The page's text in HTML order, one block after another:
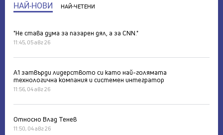
НАЙ-НОВИ НАЙ-ЧЕТЕНИ
"Не става дума за пазарен дял, а за CNN."
11:45, 05 авг 26
А1 затвърди лидерството си като най-голямата
технологична компания и системен интегратор
11:56, 04 авг 26
Относно Влад Тенев
11:50, 04 авг 26